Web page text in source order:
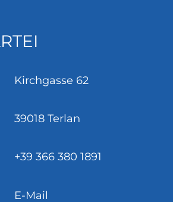
Kirchgasse 62
39018 Terlan
+39 366 380 1891
E-Mail